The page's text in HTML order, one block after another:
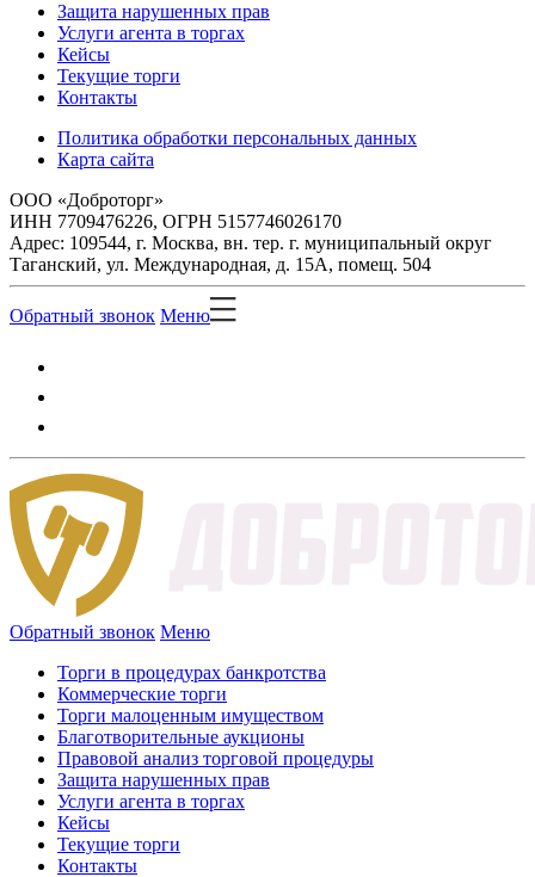
Защита нарушенных прав
Услуги агента в торгах
Кейсы
Текущие торги
Контакты
Политика обработки персональных данных
Карта сайта
ООО «Доброторг»
ИНН 7709476226, ОГРН 5157746026170
Адрес: 109544, г. Москва, вн. тер. г. муниципальный округ
Таганский, ул. Международная, д. 15А, помещ. 504
Обратный звонок Меню
Обратный звонок Меню
Торги в процедурах банкротства
Коммерческие торги
Торги малоценным имуществом
Благотворительные аукционы
Правовой анализ торговой процедуры
Защита нарушенных прав
Услуги агента в торгах
Кейсы
Текущие торги
Контакты